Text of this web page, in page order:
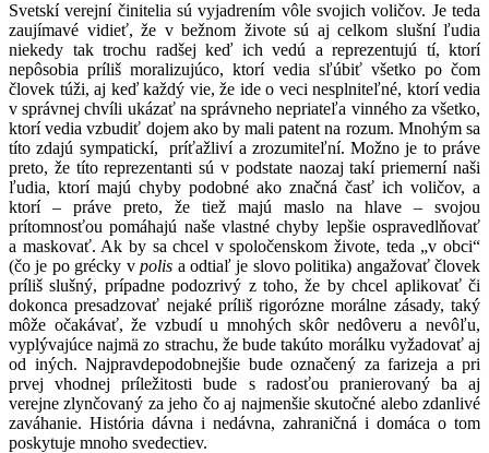
Svetskí verejní činitelia sú vyjadrením vôle svojich voličov. Je teda
zaujímavé vidieť, že v bežnom živote sú aj celkom slušní ľudia
niekedy tak trochu radšej keď ich vedú a reprezentujú tí, ktorí
nepôsobia príliš moralizujúco, ktorí vedia sľúbiť všetko po čom
človek túži, aj keď každý vie, že ide o veci nesplniteľné, ktorí vedia
v správnej chvíli ukázať na správneho nepriateľa vinného za všetko,
ktorí vedia vzbudiť dojem ako by mali patent na rozum. Mnohým sa
títo zdajú sympatickí, príťažliví a zrozumiteľní. Možno je to práve
preto, že títo reprezentanti sú v podstate naozaj takí priemerní naši
ľudia, ktorí majú chyby podobné ako značná časť ich voličov, a
ktorí – práve preto, že tiež majú maslo na hlave – svojou
prítomnosťou pomáhajú naše vlastné chyby lepšie ospravedlňovať
a maskovať. Ak by sa chcel v spoločenskom živote, teda „v obci“
(čo je po grécky vpolis a odtiaľ je slovo politika) angažovať človek
príliš slušný, prípadne podozrivý z toho, že by chcel aplikovať či
dokonca presadzovať nejaké príliš rigorózne morálne zásady, taký
môže očakávať, že vzbudí u mnohých skôr nedôveru a nevôľu,
vyplývajúce najmä zo strachu, že bude takúto morálku vyžadovať aj
od iných. Najpravdepodobnejšie bude označený za farizeja a pri
prvej vhodnej príležitosti bude s radosťou pranierovaný ba aj
verejne zlynčovaný za jeho čo aj najmenšie skutočné alebo zdanlivé
zaváhanie. História dávna i nedávna, zahraničná i domáca o tom
poskytuje mnoho svedectiev.